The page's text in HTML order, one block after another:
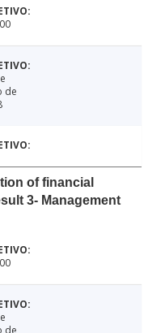
de
of financial
3- Management
de